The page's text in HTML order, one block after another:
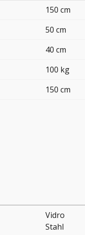
150 cm
50 cm
40 cm
100 kg
150 cm
Vidro
Stahl